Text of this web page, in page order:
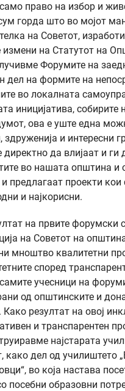
право на избор и
горда што во мојот
на Советот,
на Статутот на
Форумите на
дел на формите на
во локалната
иницијатива, собирите
ова е уште една
здруженија и интересни
директно да влијаат и
во нашата општина и
предлагаат проекти кои
и најкорисни.
на првите форумски
на Советот на
мноштво квалитетни
според
учесници на
од општинските и
Како резултат на овој
и транспарентен
најстарата
како дел од училиштето
во која настава
посебни образовни